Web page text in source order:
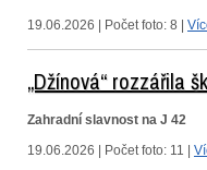
19.06.2026 | Počet foto: 8 |
„Džínová“ rozzářila
Zahradní slavnost na J 42
19.06.2026 | Počet foto: 11 |